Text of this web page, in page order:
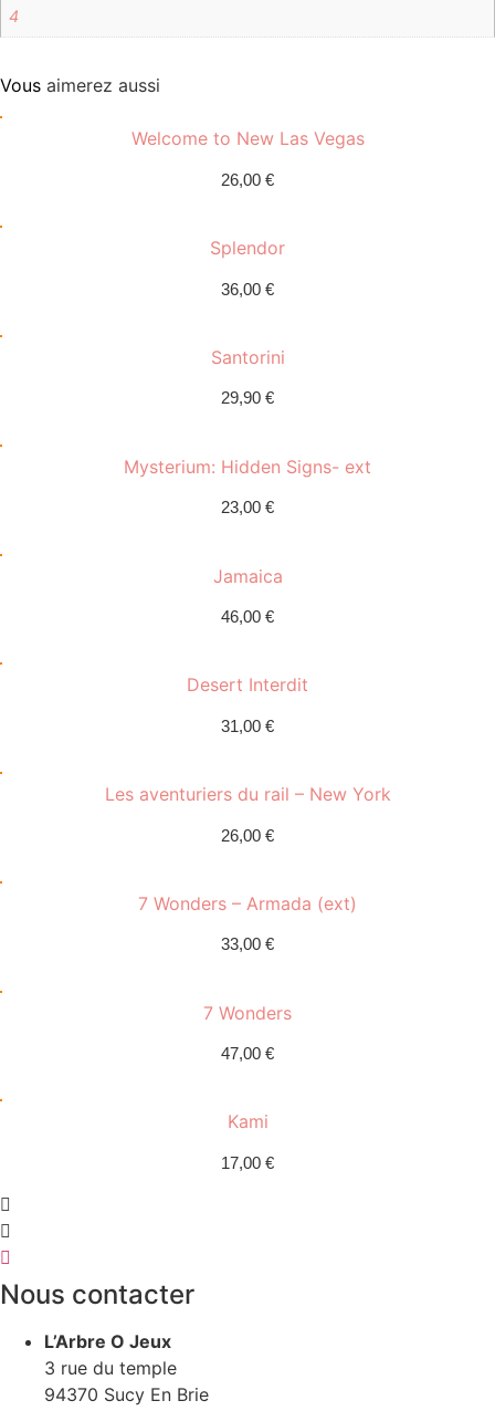
4
Vous aimerez aussi
Welcome to New Las Vegas
26,00 €
Splendor
36,00 €
Santorini
29,90 €
Mysterium: Hidden Signs- ext
23,00 €
Jamaica
46,00 €
Desert Interdit
31,00 €
Les aventuriers du rail – New York
26,00 €
7 Wonders – Armada (ext)
33,00 €
7 Wonders
47,00 €
Kami
17,00 €
Nous contacter
L’Arbre O Jeux
3 rue du temple
94370 Sucy En Brie